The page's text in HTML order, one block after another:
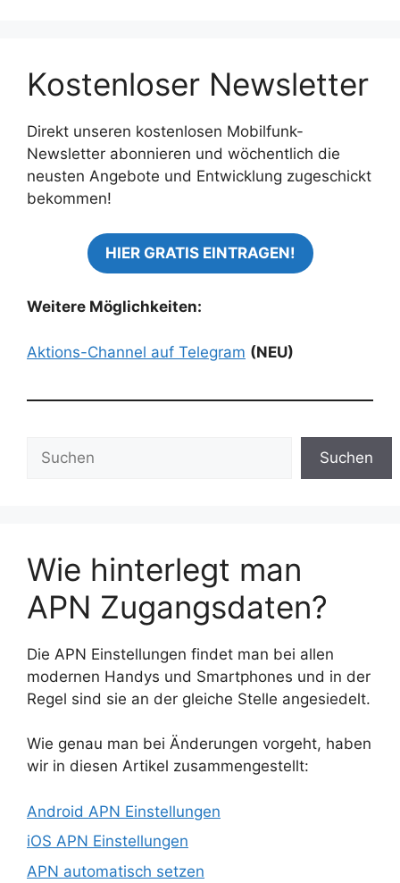
Kostenloser Newsletter
Direkt unseren kostenlosen Mobilfunk-
Newsletter abonnieren und wöchentlich die
neusten Angebote und Entwicklung zugeschickt
bekommen!
HIER GRATIS EINTRAGEN!
Weitere Möglichkeiten:
Aktions-Channel auf Telegram (NEU)
Suchen
Wie hinterlegt man
APN Zugangsdaten?
Die APN Einstellungen findet man bei allen
modernen Handys und Smartphones und in der
Regel sind sie an der gleiche Stelle angesiedelt.
Wie genau man bei Änderungen vorgeht, haben
wir in diesen Artikel zusammengestellt:
Android APN Einstellungen
iOS APN Einstellungen
APN automatisch setzen